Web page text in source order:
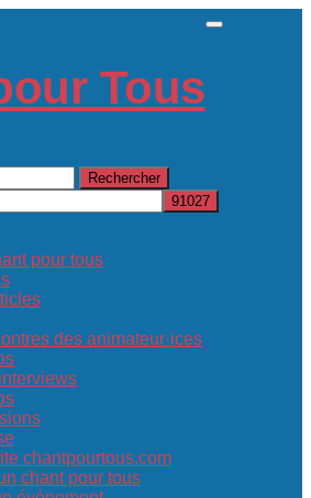
pour tous
des animateur·ices
chantpourtous.com
chant pour tous